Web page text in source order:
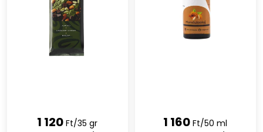
1 120 Ft/35 gr
1 160 Ft/50 ml